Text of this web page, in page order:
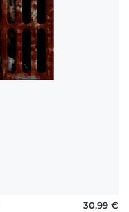
30,99 €